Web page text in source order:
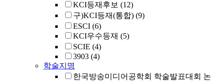
KCI등재후보 (12)
구)KCI등재(통합) (9)
ESCI (6)
KCI우수등재 (5)
SCIE (4)
3903 (4)
학술지명
한국방송미디어공학회 학술발표대회 논